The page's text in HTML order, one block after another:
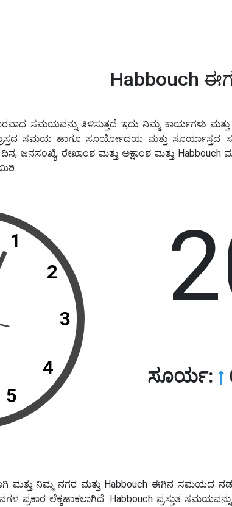
Habbouch
ಸಮಯವನ್ನು ತಿಳಿಸುತ್ತದೆ ಇದು ನಿಮ್ಮ ಕಾರ್ಯಗಳು
ಸಮಯ ಹಾಗೂ ಸೂರ್ಯೋದಯ ಮತ್ತು ಸೂರ್ಯಾಸ್ತದ
ಜನಸಂಖ್ಯೆ, ರೇಖಾಂಶ ಮತ್ತು ಅಕ್ಷಾಂಶ ಮತ್ತು
5
4
3
2
1
ಸೂರ್ಯ:
ಮತ್ತು ನಿಮ್ಮ ನಗರ ಮತ್ತು Habbouch ಈಗಿನ ಸಮಯದ
ಪ್ರಕಾರ ಲೆಕ್ಕಹಾಕಲಾಗಿದೆ. Habbouch ಪ್ರಸ್ತುತ